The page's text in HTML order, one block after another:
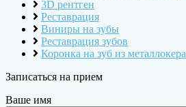
3D рентген
Реставрация
Виниры на зубы
Реставрация зубов
Коронка на зуб из
Записаться на прием
Ваше имя